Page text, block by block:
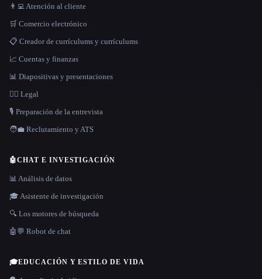
👨‍💻 Atención al cliente
🛒 Comercio electrónico
📋 Creador de currículums y currículums
📈 Cuentas y finanzas
📊 Diapositivas y presentaciones
👩‍⚖️ Legal
🎙️ Preparación de la entrevista
🧑‍💼 Reclutamiento y ATS
🤖CHAT E INVESTIGACIÓN
📊 Análisis de datos
🎓 Asistente de investigación
🔍 Los motores de búsqueda
🤖💬 Robot de chat
🎓EDUCACIÓN Y ESTILO DE VIDA